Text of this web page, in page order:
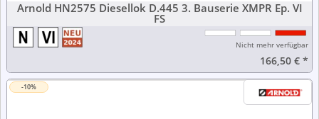
Arnold HN2575 Diesellok D.445 3. Bauserie XMPR Ep. VI
FS
Nicht mehr verfügbar
166,50 €*
-10%